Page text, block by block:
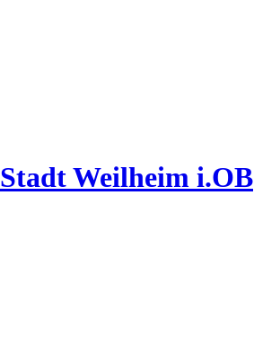
Stadt Weilheim i.OB